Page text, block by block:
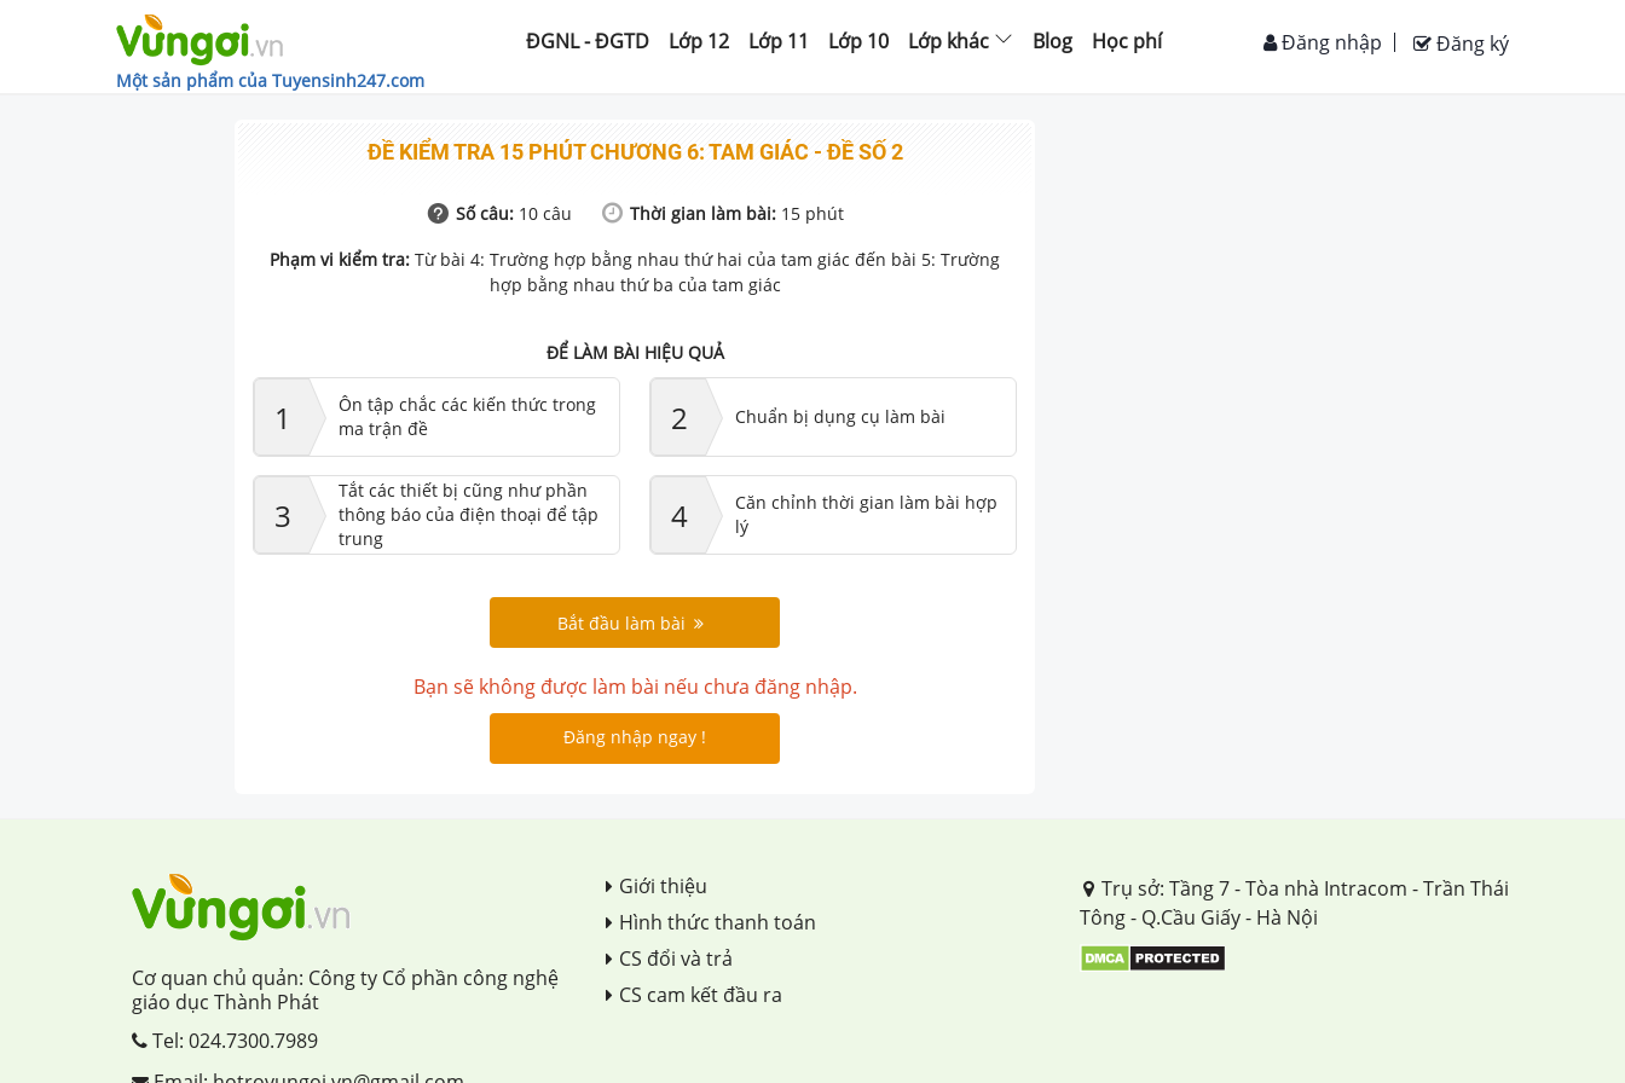
Một sản phẩm của Tuyensinh247.com
ĐGNL - ĐGTD Lớp 12 Lớp 11 Lớp 10 Lớp khác Blog Học phí Đăng ký
Đăng nhập
ĐỀ KIỂM TRA 15 PHÚT CHƯƠNG 6: TAM GIÁC - ĐỀ SỐ 2
Số câu: 10câu Thời gian làm bài: 15phút
Phạm vi kiểm tra: Từ bài 4: Trường hợp bằng nhau thứ hai của tam giác đến bài 5: Trường
hợp bằng nhau thứ ba của tam giác
ĐỂ LÀM BÀI HIỆU QUẢ
1
Ôn tập chắc các kiến thức trong
ma trận đề
2 Chuẩn bị dụng cụ làm bài
3
Tắt các thiết bị cũng như phần
thông báo của điện thoại để tập
trung
4
Căn chỉnh thời gian làm bài hợp
lý
Bắt đầu làm bài
Bạn sẽ không được làm bài nếu chưa đăng nhập.
Đăng nhập ngay !
Cơ quan chủ quản: Công ty Cổ phần công nghệ
giáo dục Thành Phát
Tel: 024.7300.7989
Giới thiệu
Hình thức thanh toán
CS đổi và trả
CS cam kết đầu ra
Trụ sở: Tầng 7 - Tòa nhà Intracom - Trần Thái
Tông - Q.Cầu Giấy - Hà Nội